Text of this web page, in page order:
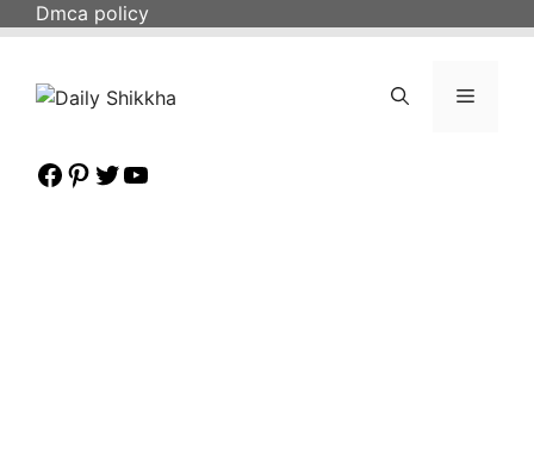
Dmca policy
Menu
Facebook
Pinterest
Twitter
YouTube